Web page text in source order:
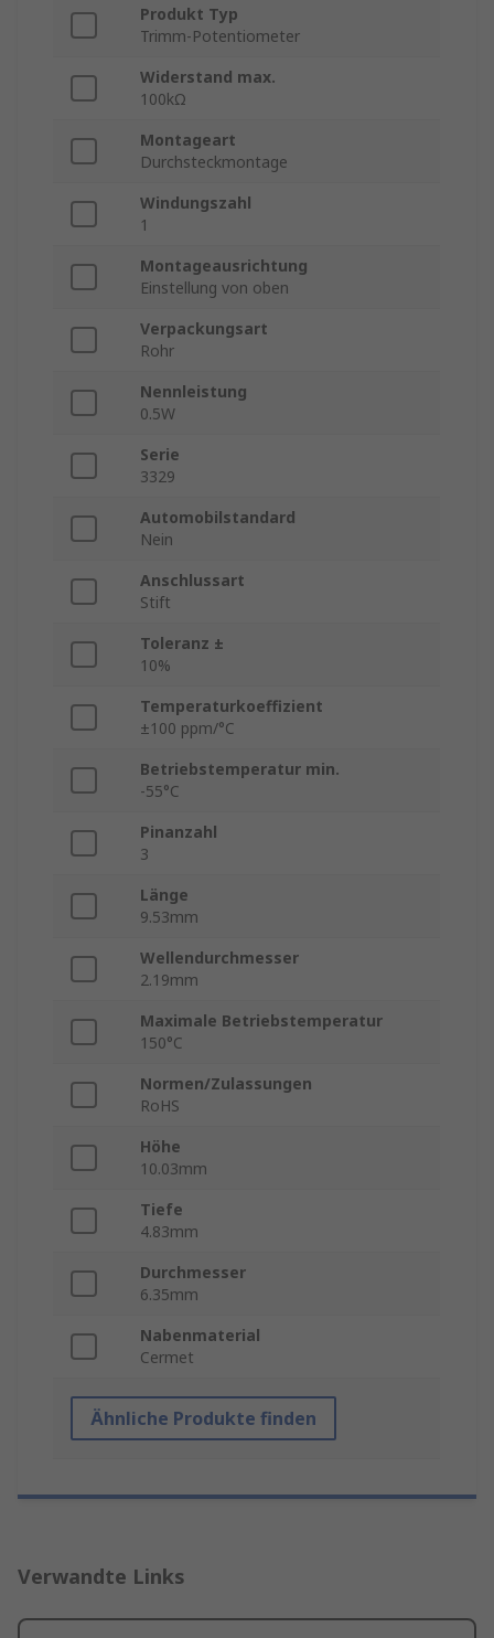
Produkt Typ
Trimm-Potentiometer
Widerstand max.
100kΩ
Montageart
Durchsteckmontage
Windungszahl
1
Montageausrichtung
Einstellung von oben
Verpackungsart
Rohr
Nennleistung
0.5W
Serie
3329
Automobilstandard
Nein
Anschlussart
Stift
Toleranz ±
10%
Temperaturkoeffizient
±100 ppm/°C
Betriebstemperatur min.
-55°C
Pinanzahl
3
Länge
9.53mm
Wellendurchmesser
2.19mm
Maximale Betriebstemperatur
150°C
Normen/Zulassungen
RoHS
Höhe
10.03mm
Tiefe
4.83mm
Durchmesser
6.35mm
Nabenmaterial
Cermet
Ähnliche Produkte finden
Verwandte Links